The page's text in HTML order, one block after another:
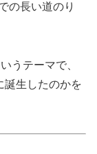
の長い道のり
うテーマで、
誕生したのかを